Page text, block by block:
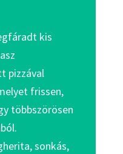
kis
pizzával
frissen,
többszörösen
sonkás,